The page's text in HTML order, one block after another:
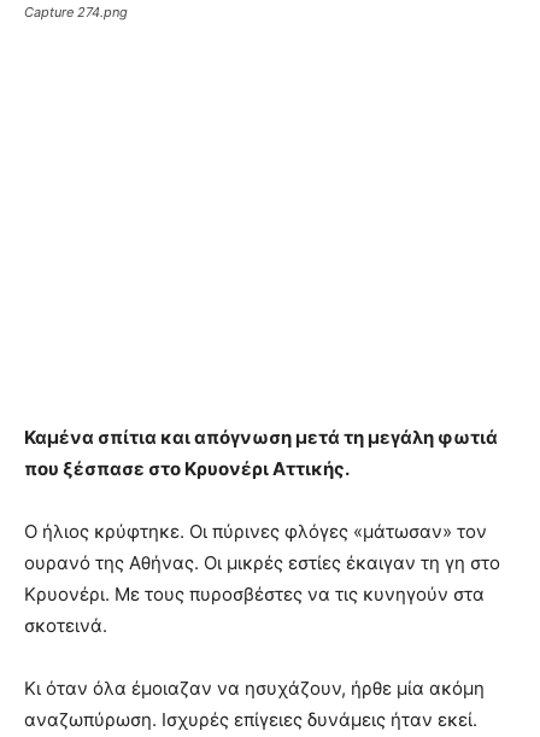
Capture 274.png
Καμένα σπίτια και απόγνωση μετά τη μεγάλη φωτιά
που ξέσπασε στο Κρυονέρι Αττικής.
Ο ήλιος κρύφτηκε. Οι πύρινες φλόγες «μάτωσαν» τον
ουρανό της Αθήνας. Οι μικρές εστίες έκαιγαν τη γη στο
Κρυονέρι. Με τους πυροσβέστες να τις κυνηγούν στα
σκοτεινά.
Κι όταν όλα έμοιαζαν να ησυχάζουν, ήρθε μία ακόμη
αναζωπύρωση. Ισχυρές επίγειες δυνάμεις ήταν εκεί.